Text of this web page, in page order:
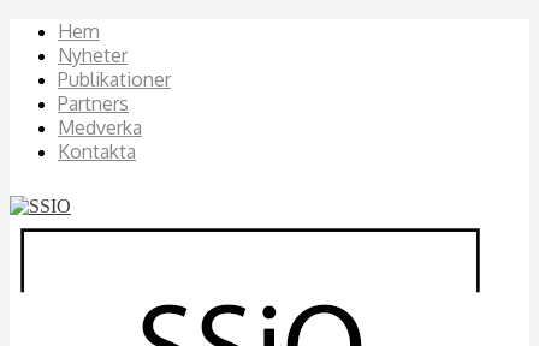
Hem
Nyheter
Publikationer
Partners
Medverka
Kontakta